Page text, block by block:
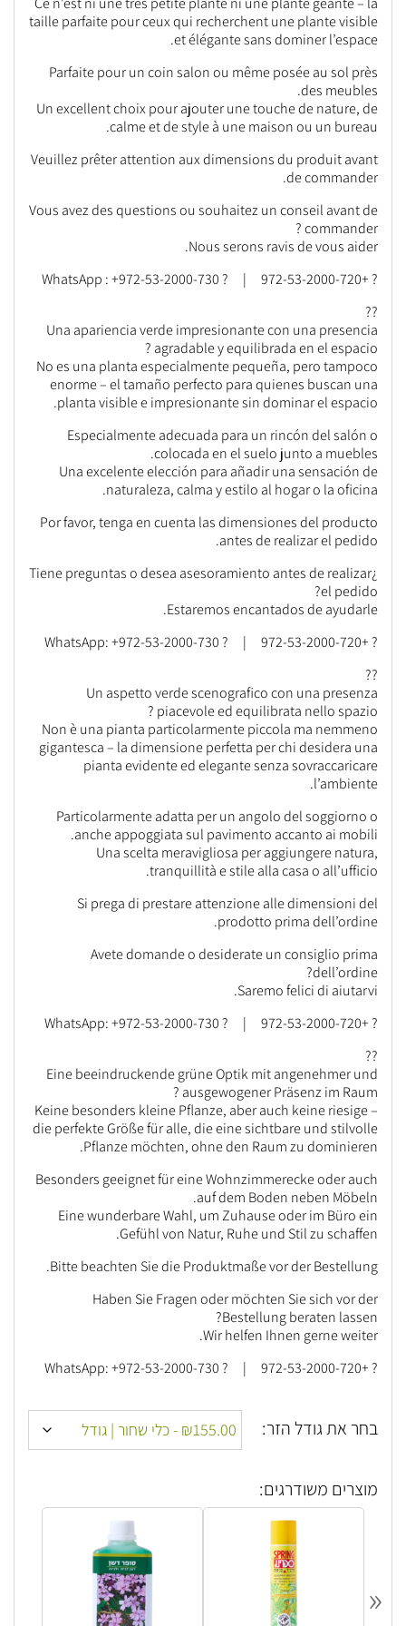
taille parfaite pour ceux qui recherchent une plante visible
et élégante sans dominer l’espace.
Parfaite pour un coin salon ou même posée au sol près
des meubles.
Un excellent choix pour ajouter une touche de nature, de
calme et de style à une maison ou un bureau.
Veuillez prêter attention aux dimensions du produit avant
de commander.
Vous avez des questions ou souhaitez un conseil avant de
commander ?
Nous serons ravis de vous aider.
? +972-53-2000-720 | ? WhatsApp : +972-53-2000-730
??
Una apariencia verde impresionante con una presencia
agradable y equilibrada en el espacio ?
No es una planta especialmente pequeña, pero tampoco
enorme – el tamaño perfecto para quienes buscan una
planta visible e impresionante sin dominar el espacio.
Especialmente adecuada para un rincón del salón o
colocada en el suelo junto a muebles.
Una excelente elección para añadir una sensación de
naturaleza, calma y estilo al hogar o la oficina.
Por favor, tenga en cuenta las dimensiones del producto
antes de realizar el pedido.
¿Tiene preguntas o desea asesoramiento antes de realizar
el pedido?
Estaremos encantados de ayudarle.
? +972-53-2000-720 | ? WhatsApp: +972-53-2000-730
??
Un aspetto verde scenografico con una presenza
piacevole ed equilibrata nello spazio ?
Non è una pianta particolarmente piccola ma nemmeno
gigantesca – la dimensione perfetta per chi desidera una
pianta evidente ed elegante senza sovraccaricare
l’ambiente.
Particolarmente adatta per un angolo del soggiorno o
anche appoggiata sul pavimento accanto ai mobili.
Una scelta meravigliosa per aggiungere natura,
tranquillità e stile alla casa o all’ufficio.
Si prega di prestare attenzione alle dimensioni del
prodotto prima dell’ordine.
Avete domande o desiderate un consiglio prima
dell’ordine?
Saremo felici di aiutarvi.
? +972-53-2000-720 | ? WhatsApp: +972-53-2000-730
??
Eine beeindruckende grüne Optik mit angenehmer und
ausgewogener Präsenz im Raum ?
Keine besonders kleine Pflanze, aber auch keine riesige –
die perfekte Größe für alle, die eine sichtbare und stilvolle
Pflanze möchten, ohne den Raum zu dominieren.
Besonders geeignet für eine Wohnzimmerecke oder auch
auf dem Boden neben Möbeln.
Eine wunderbare Wahl, um Zuhause oder im Büro ein
Gefühl von Natur, Ruhe und Stil zu schaffen.
Bitte beachten Sie die Produktmaße vor der Bestellung.
Haben Sie Fragen oder möchten Sie sich vor der
Bestellung beraten lassen?
Wir helfen Ihnen gerne weiter.
? +972-53-2000-720 | ? WhatsApp: +972-53-2000-730
בחר את גודל הזר:
מוצרים משודרגים:
«